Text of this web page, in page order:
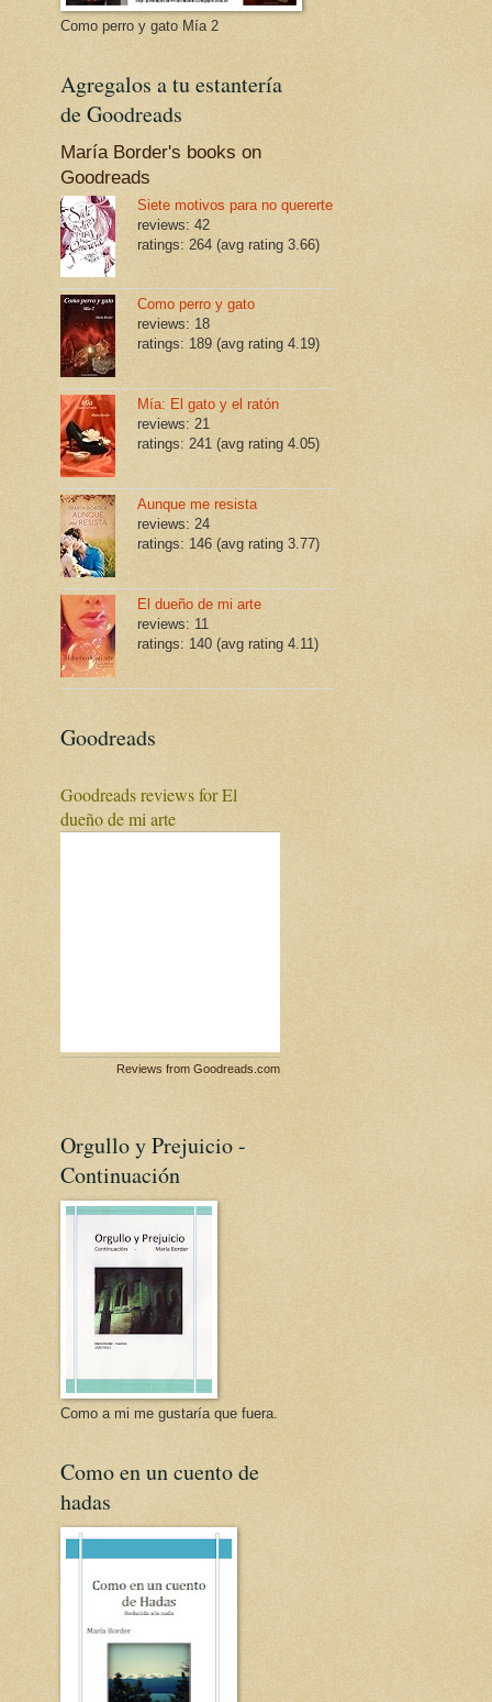
Como perro y gato Mía 2
Agregalos a tu estantería
de Goodreads
María Border's books on
Goodreads
Siete motivos para no quererte
reviews: 42
ratings: 264 (avg rating 3.66)
Como perro y gato
reviews: 18
ratings: 189 (avg rating 4.19)
Mía: El gato y el ratón
reviews: 21
ratings: 241 (avg rating 4.05)
Aunque me resista
reviews: 24
ratings: 146 (avg rating 3.77)
El dueño de mi arte
reviews: 11
ratings: 140 (avg rating 4.11)
Goodreads
Goodreads reviews for El
dueño de mi arte
Reviews from Goodreads.com
Orgullo y Prejuicio -
Continuación
Como a mi me gustaría que fuera.
Como en un cuento de
hadas